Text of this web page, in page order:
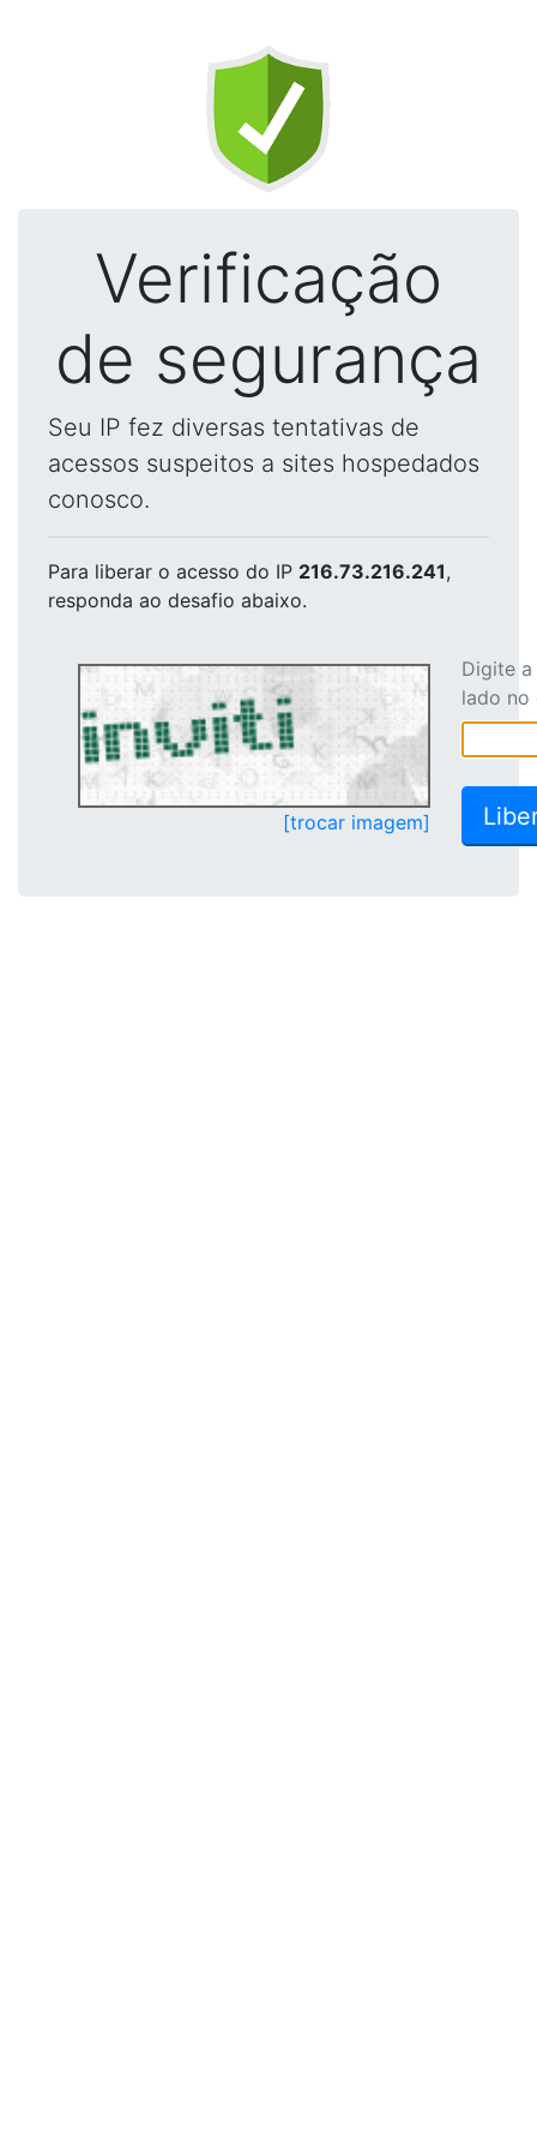
Verificação
de segurança
Seu IP fez diversas tentativas de
acessos suspeitos a sites hospedados
conosco.
Para liberar o acesso do IP 216.73.216.241,
responda ao desafio abaixo.
[trocar imagem]
Digite
lado no